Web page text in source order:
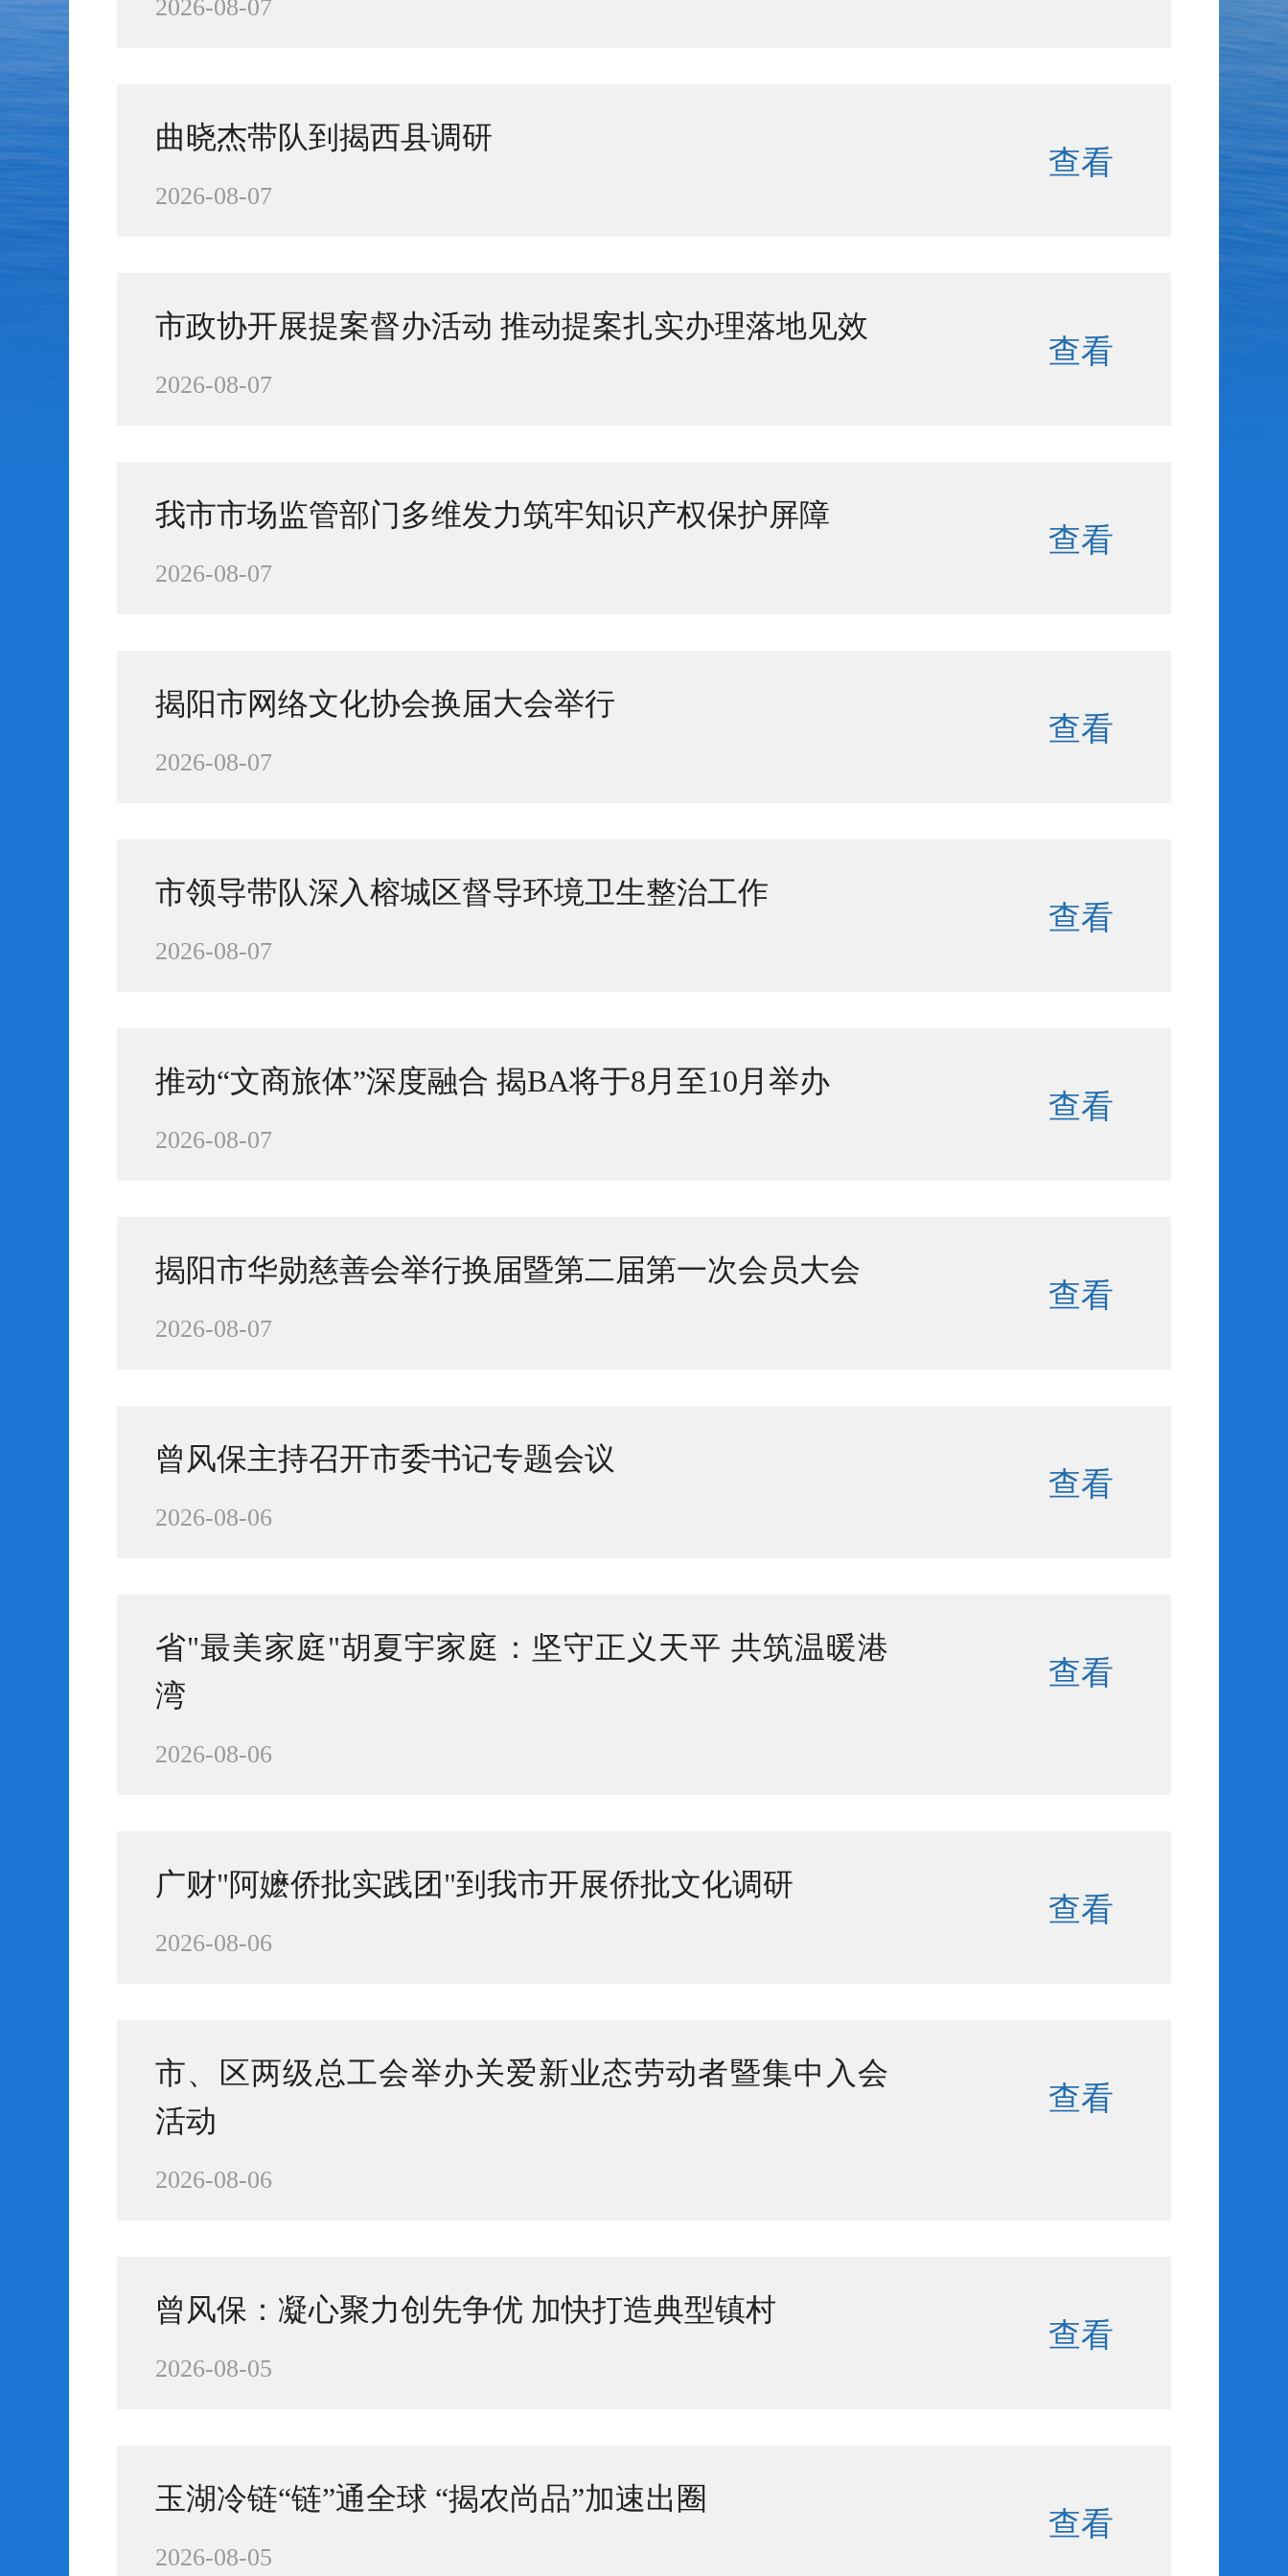
2026-08-07
曲晓杰带队到揭西县调研
2026-08-07
查看
市政协开展提案督办活动 推动提案扎实办理落地见效
2026-08-07
查看
我市市场监管部门多维发力筑牢知识产权保护屏障
2026-08-07
查看
揭阳市网络文化协会换届大会举行
2026-08-07
查看
市领导带队深入榕城区督导环境卫生整治工作
2026-08-07
查看
推动“文商旅体”深度融合 揭BA将于8月至10月举办
2026-08-07
查看
揭阳市华勋慈善会举行换届暨第二届第一次会员大会
2026-08-07
查看
曾风保主持召开市委书记专题会议
2026-08-06
查看
省"最美家庭"胡夏宇家庭：坚守正义天平 共筑温暖港
湾
2026-08-06
查看
广财"阿嬷侨批实践团"到我市开展侨批文化调研
2026-08-06
查看
市、区两级总工会举办关爱新业态劳动者暨集中入会
活动
2026-08-06
查看
曾风保：凝心聚力创先争优 加快打造典型镇村
2026-08-05
查看
玉湖冷链“链”通全球 “揭农尚品”加速出圈
2026-08-05
查看